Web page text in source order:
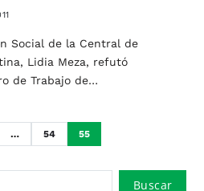
Social de la Central de
Lidia Meza, refutó
de Trabajo de…
… 54 55